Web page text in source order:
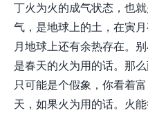
丁火为火的成气状态，也
气，是地球上的土，在寅
月地球上还有余热存在。
是春天的火为用的话。那
只可能是个假象，你看着
天，如果火为用的话。火